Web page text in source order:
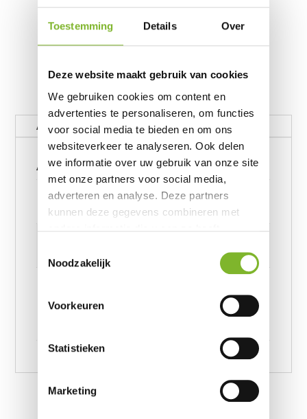
Toestemming Details Over
Deze website maakt gebruik van cookies
We gebruiken cookies om content en
advertenties te personaliseren, om functies
voor social media te bieden en om ons
websiteverkeer te analyseren. Ook delen
we informatie over uw gebruik van onze site
met onze partners voor social media,
adverteren en analyse. Deze partners
kunnen deze gegevens combineren met
basis van uw gebruik van hun services.
Noodzakelijk
Voorkeuren
Statistieken
Marketing
Aanvullende informatie
Aanvullende informatie
Gewicht
62390656 kg
DH Flanel Dante Anthracite 140 x 220, DH Flanel
Dante Anthracite 200 x 220, DH Flanel Dante